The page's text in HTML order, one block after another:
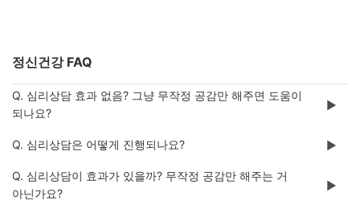
정신건강 FAQ
Q. 심리상담 효과 없음? 그냥 무작정 공감만 해주면 도움이
되나요?
▶️
Q. 심리상담은 어떻게 진행되나요? ▶️
Q. 심리상담이 효과가 있을까? 무작정 공감만 해주는 거
아닌가요?
▶️